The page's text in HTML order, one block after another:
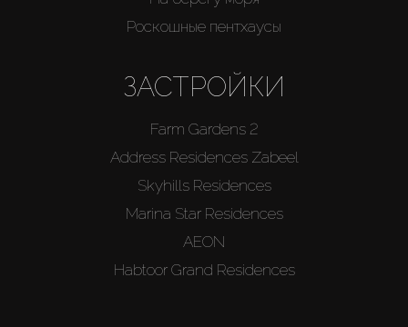
Роскошные пентхаусы
ЗАСТРОЙКИ
Farm Gardens 2
Address Residences Zabeel
Skyhills Residences
Marina Star Residences
AEON
Habtoor Grand Residences